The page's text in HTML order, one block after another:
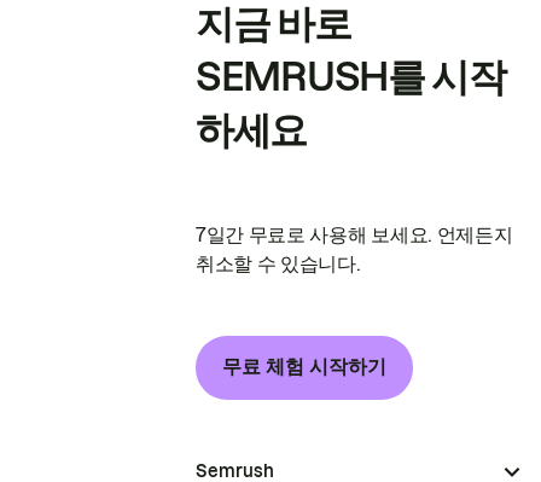
지금 바로
SEMRUSH를 시작
하세요
7일간 무료로 사용해 보세요. 언제든지
취소할 수 있습니다.
무료 체험 시작하기
Semrush